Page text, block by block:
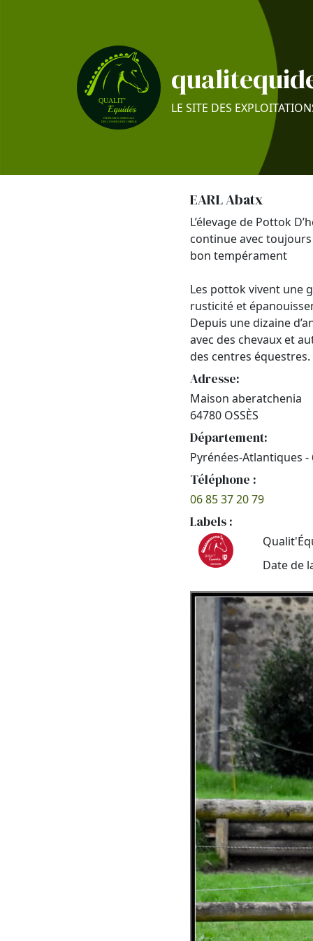
LE SITE DES
EARL Abatx
L’élevage de Pottok
continue avec
bon tempérament
Les pottok vivent une
rusticité et
Depuis une dizaine
avec des chevaux et
des centres équestres.
Adresse:
Maison aberatchenia
64780 OSSÈS
Département:
Pyrénées-Atlantiques -
Téléphone :
06 85 37 20 79
Labels :
Date de